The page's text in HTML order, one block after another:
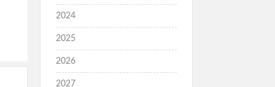
2024
2025
2026
2027